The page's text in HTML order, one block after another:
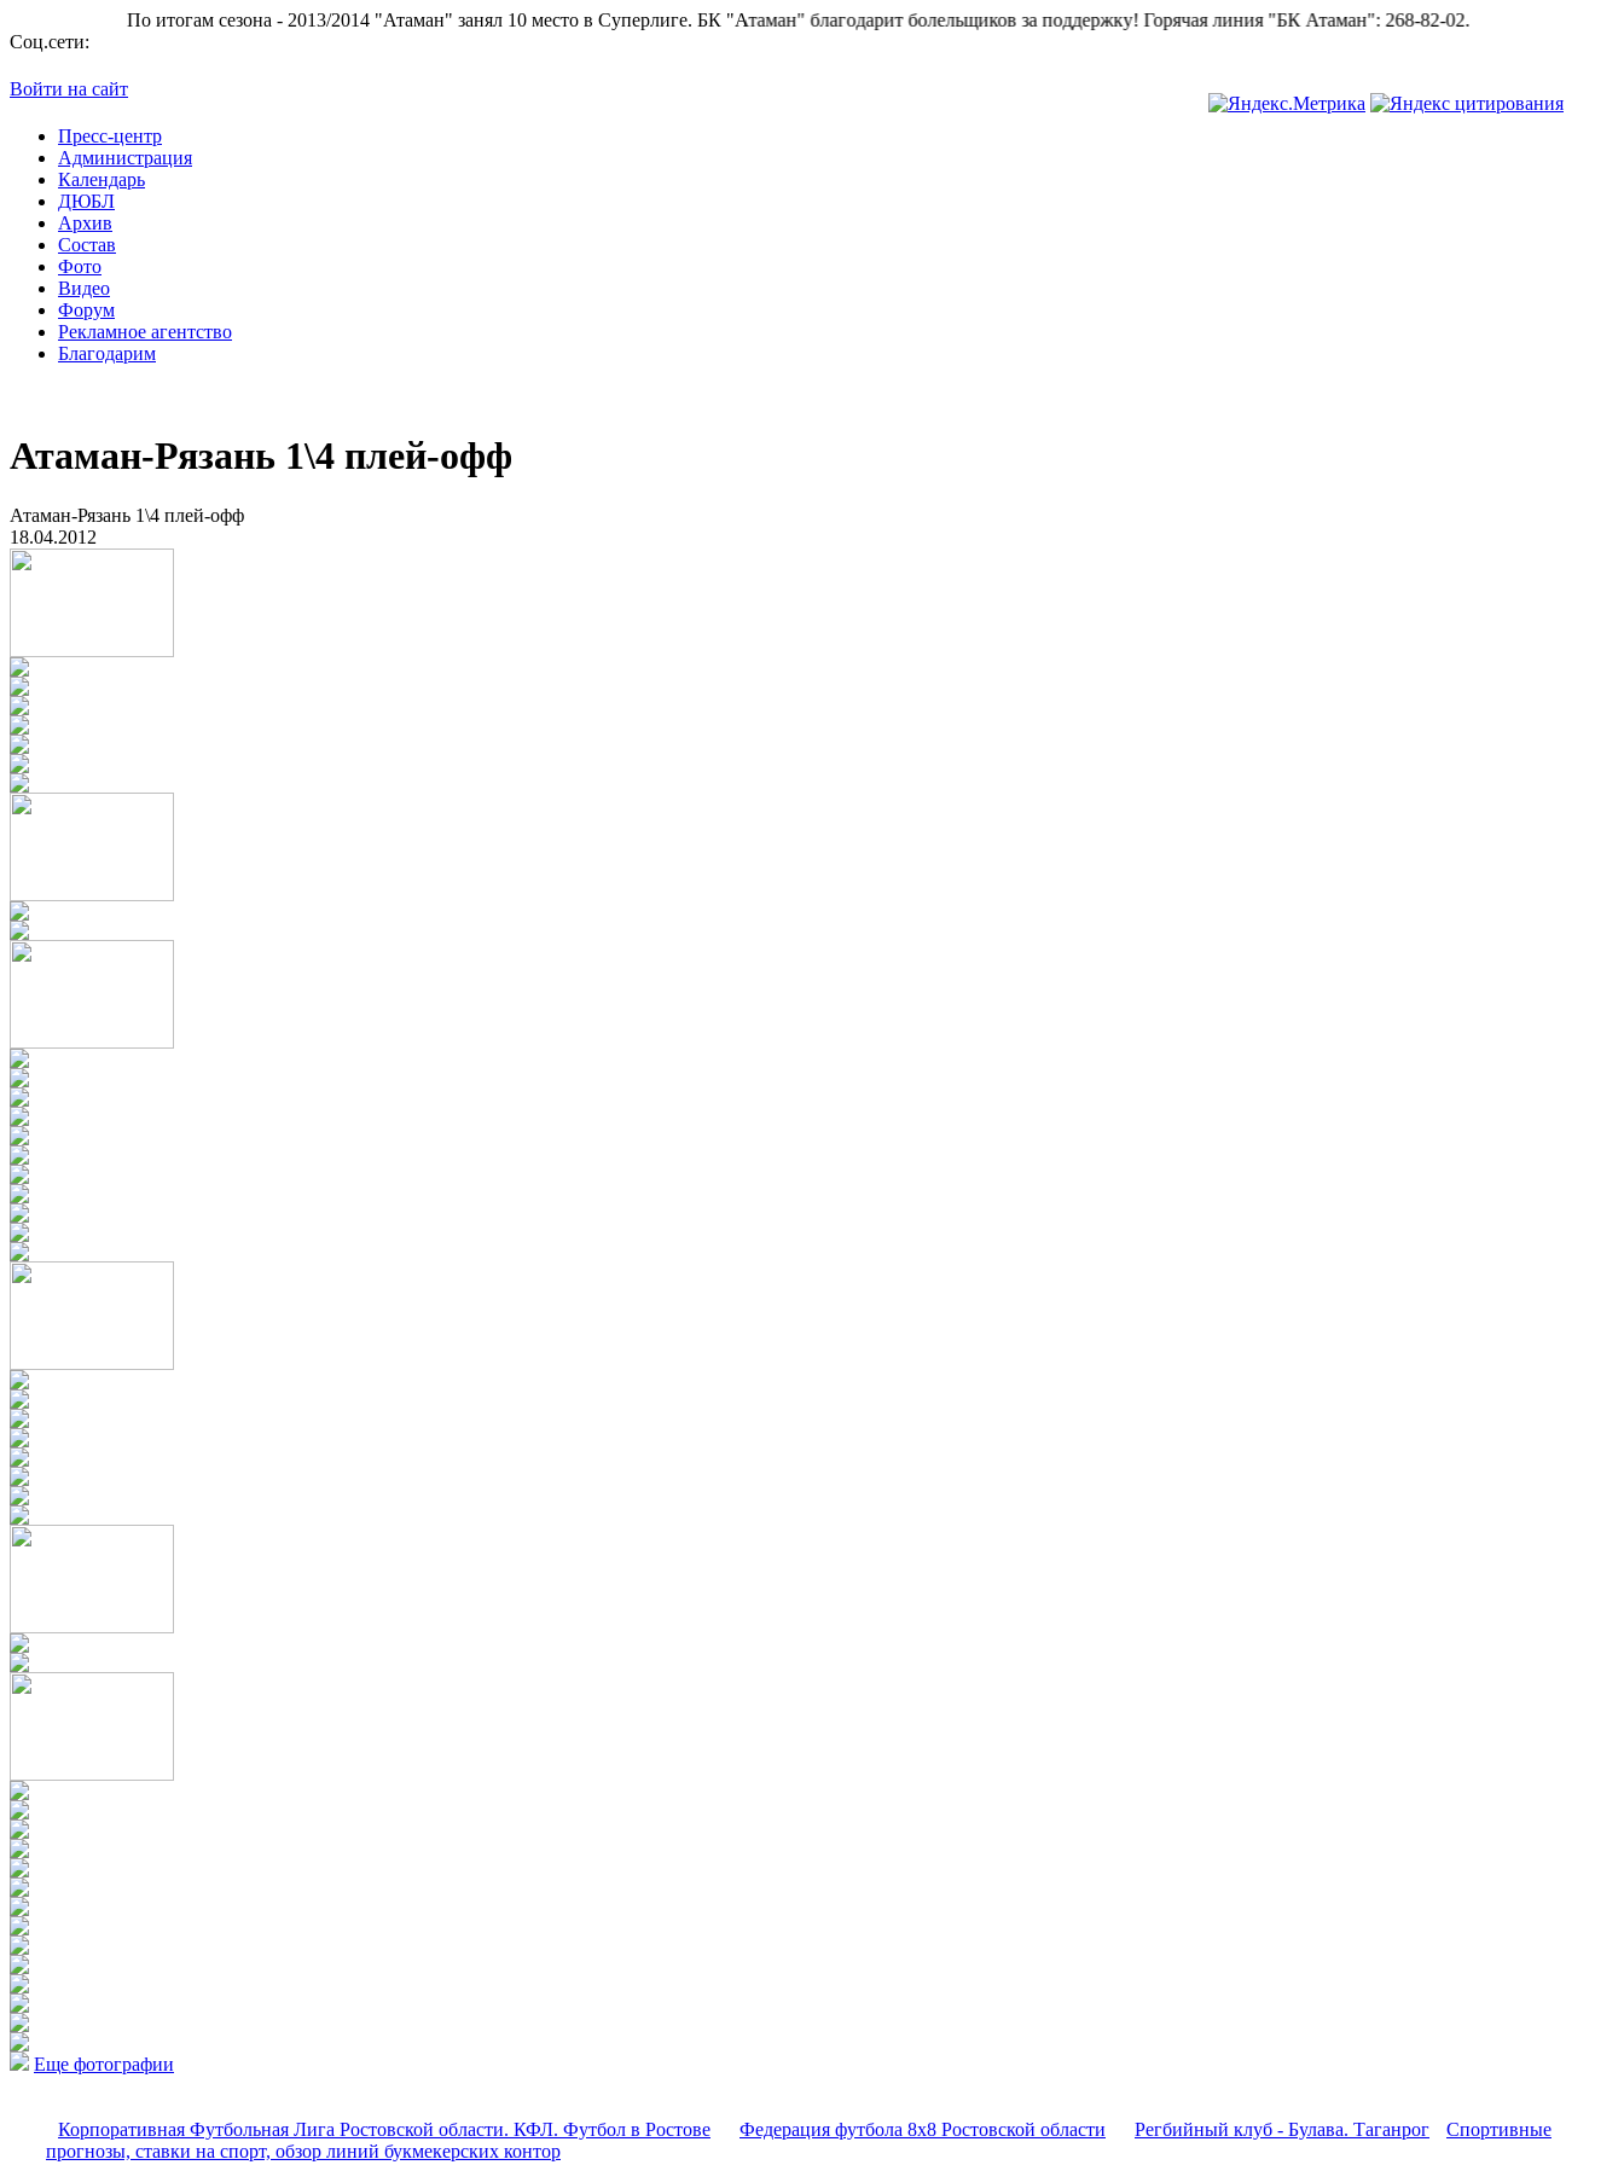
По итогам сезона - 2013/2014 "Атаман" занял 10 место в Суперлиге.БК "Атаман" благодарит болельщиков за поддержку!Горячая линия "БК Атаман":268-82-02.
Соц.сети:
Войти на сайт
Пресс-центр
Администрация
Календарь
ДЮБЛ
Архив
Состав
Фото
Видео
Форум
Рекламное агентство
Благодарим
Атаман-Рязань 1\4 плей-офф
Атаман-Рязань 1\4 плей-офф
18.04.2012
Еще фотографии
Корпоративная Футбольная Лига Ростовской области. КФЛ. Футбол в Ростове Федерация футбола 8x8 Ростовской области Регбийный клуб - Булава. Таганрог
Спортивные
прогнозы, ставки на спорт, обзор линий букмекерских контор